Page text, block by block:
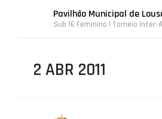
Pavilhão Municipal de
Sub 16 Feminino | Torneio Inter-
2 ABR 2011